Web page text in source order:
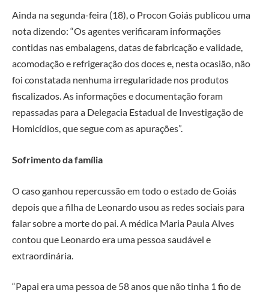
Ainda na segunda-feira (18), o Procon Goiás publicou uma
nota dizendo: “Os agentes verificaram informações
contidas nas embalagens, datas de fabricação e validade,
acomodação e refrigeração dos doces e, nesta ocasião, não
foi constatada nenhuma irregularidade nos produtos
fiscalizados. As informações e documentação foram
repassadas para a Delegacia Estadual de Investigação de
Homicídios, que segue com as apurações”.
Sofrimento da família
O caso ganhou repercussão em todo o estado de Goiás
depois que a filha de Leonardo usou as redes sociais para
falar sobre a morte do pai. A médica Maria Paula Alves
contou que Leonardo era uma pessoa saudável e
extraordinária.
“Papai era uma pessoa de 58 anos que não tinha 1 fio de